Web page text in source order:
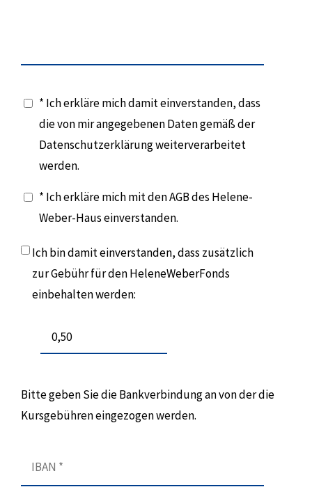
* Ich erkläre mich damit einverstanden, dass
die von mir angegebenen Daten gemäß der
Datenschutzerklärung weiterverarbeitet
werden.
* Ich erkläre mich mit den AGB des Helene-
Weber-Haus einverstanden.
Ich bin damit einverstanden, dass zusätzlich
zur Gebühr für den HeleneWeberFonds
einbehalten werden:
Bitte geben Sie die Bankverbindung an von der die
Kursgebühren eingezogen werden.